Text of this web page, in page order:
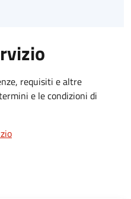
requisiti e altre
e le condizioni di